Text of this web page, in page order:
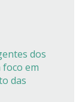
dos
foco em
das